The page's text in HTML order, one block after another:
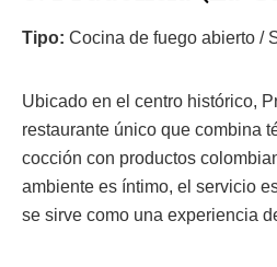
Tipo: Cocina de fuego abierto /
Ubicado en el centro histórico,
restaurante único que combina
cocción con productos
ambiente es íntimo, el servicio
se sirve como una experiencia